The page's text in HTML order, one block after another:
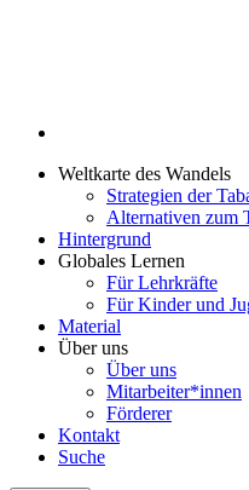
Weltkarte des Wandels
Strategien der
Alternativen zum
Hintergrund
Globales Lernen
Für Lehrkräfte
Für Kinder und
Material
Über uns
Über uns
Mitarbeiter*innen
Förderer
Kontakt
Suche